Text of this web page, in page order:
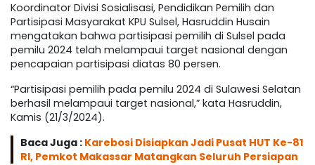
Koordinator Divisi Sosialisasi, Pendidikan Pemilih dan
Partisipasi Masyarakat KPU Sulsel, Hasruddin Husain
mengatakan bahwa partisipasi pemilih di Sulsel pada
pemilu 2024 telah melampaui target nasional dengan
pencapaian partisipasi diatas 80 persen.
“Partisipasi pemilih pada pemilu 2024 di Sulawesi Selatan
berhasil melampaui target nasional,” kata Hasruddin,
Kamis (21/3/2024).
Baca Juga : Karebosi Disiapkan Jadi Pusat HUT Ke-81
RI, Pemkot Makassar Matangkan Seluruh Persiapan